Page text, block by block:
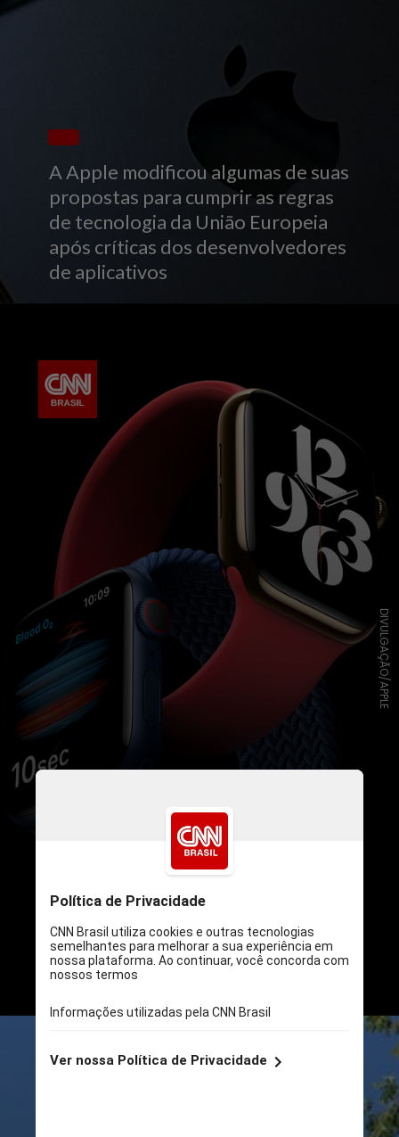
A Apple modificou algumas de suas
propostas para cumprir as regras
de tecnologia da União Europeia
após críticas dos desenvolvedores
de aplicativos
Incluindo a retirada de uma
exigência de que aqueles que
desejam criar mercados
alternativos de aplicativos devem
ter uma carta de crédito
DIVULGAÇÃO/APPLE